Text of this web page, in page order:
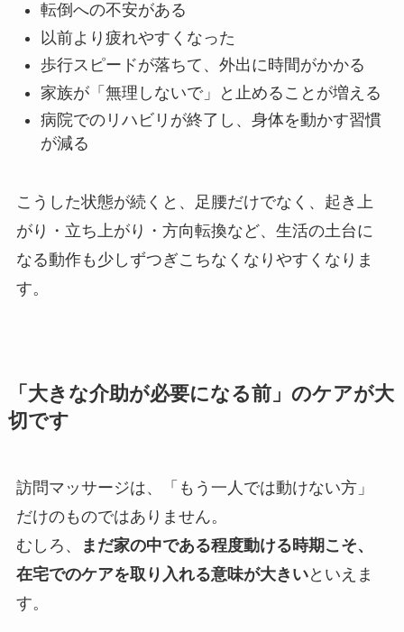
転倒への不安がある
以前より疲れやすくなった
歩行スピードが落ちて、外出に時間がかかる
家族が「無理しないで」と止めることが増える
病院でのリハビリが終了し、身体を動かす習慣
が減る
こうした状態が続くと、足腰だけでなく、起き上
がり・立ち上がり・方向転換など、生活の土台に
なる動作も少しずつぎこちなくなりやすくなりま
す。
「大きな介助が必要になる前」のケアが大
切です
訪問マッサージは、「もう一人では動けない方」
だけのものではありません。
むしろ、
まだ家の中である程度動ける時期こそ、
在宅でのケアを取り入れる意味が大きいといえま
す。